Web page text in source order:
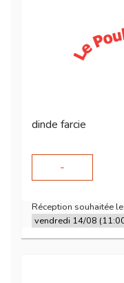
dinde farcie
-
Réception souhaitée le